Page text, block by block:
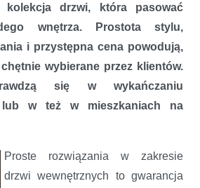
Decor
drzwi, która pasować
wnętrza. Prostota stylu,
i przystępna cena powodują,
wybierane przez klientów.
się w wykańczaniu
lub w też w mieszkaniach na
Proste rozwiązania w zakresie
drzwi wewnętrznych to gwarancja